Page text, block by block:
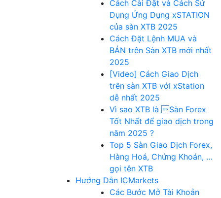
Cách Cài Đặt và Cách Sử
Dụng Ứng Dụng xSTATION
của sàn XTB 2025
Cách Đặt Lệnh MUA và
BÁN trên Sàn XTB mới nhất
2025
[Video] Cách Giao Dịch
trên sàn XTB với xStation
dễ nhất 2025
Vì sao XTB là Sàn Forex
Tốt Nhất để giao dịch trong
năm 2025 ?
Top 5 Sàn Giao Dịch Forex,
Hàng Hoá, Chứng Khoán, …
gọi tên XTB
Hướng Dẫn ICMarkets
Các Bước Mở Tài Khoản